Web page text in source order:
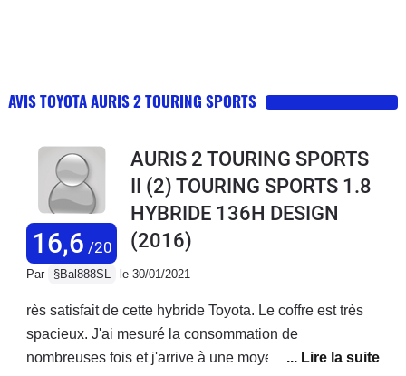
AVIS TOYOTA AURIS 2 TOURING SPORTS
16,6 /20
AURIS 2 TOURING SPORTS
II (2) TOURING SPORTS 1.8
HYBRIDE 136H DESIGN
(2016)
Par §Bal888SL le 30/01/2021
rès satisfait de cette hybride Toyota. Le coffre est très
spacieux. J'ai mesuré la consommation de
nombreuses fois et j'arrive à une moyenne de 5.3